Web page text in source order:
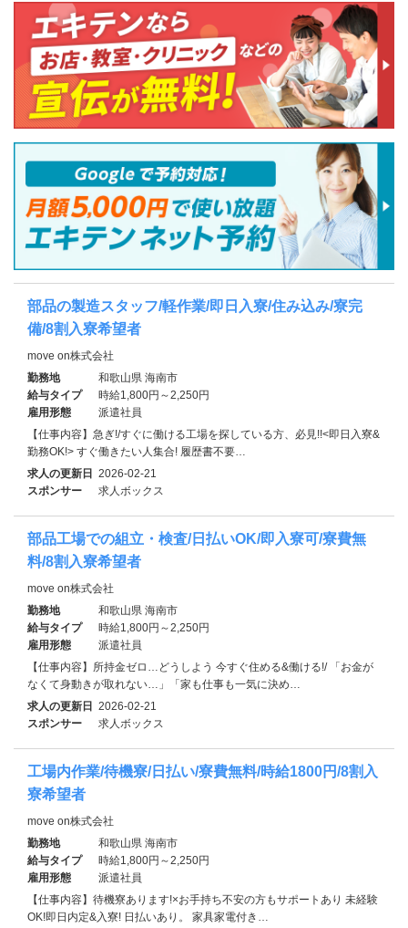
部品の製造スタッフ/軽作業/即日入寮/住み込み/寮完
備/8割入寮希望者
move on株式会社
勤務地
和歌山県 海南市
給与タイプ
時給1,800円～2,250円
雇用形態
派遣社員
【仕事内容】急ぎ!/すぐに働ける工場を探している方、必見!!<即日入寮&
勤務OK!> すぐ働きたい人集合! 履歴書不要…
求人の更新日 2026-02-21
スポンサー
求人ボックス
部品工場での組立・検査/日払いOK/即入寮可/寮費無
料/8割入寮希望者
move on株式会社
勤務地
和歌山県 海南市
給与タイプ
時給1,800円～2,250円
雇用形態
派遣社員
【仕事内容】所持金ゼロ…どうしよう 今すぐ住める&働ける!/ 「お金が
なくて身動きが取れない…」「家も仕事も一気に決め…
求人の更新日 2026-02-21
スポンサー
求人ボックス
工場内作業/待機寮/日払い/寮費無料/時給1800円/8割入
寮希望者
move on株式会社
勤務地
和歌山県 海南市
給与タイプ
時給1,800円～2,250円
雇用形態
派遣社員
【仕事内容】待機寮あります!×お手持ち不安の方もサポートあり 未経験
OK!即日内定&入寮! 日払いあり。 家具家電付き…